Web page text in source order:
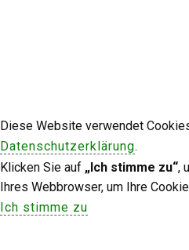
Diese Website verwendet
Datenschutzerklärung.
Klicken Sie auf „Ich stimme zu“,
Ihres Webbrowser, um Ihre
Ich stimme zu